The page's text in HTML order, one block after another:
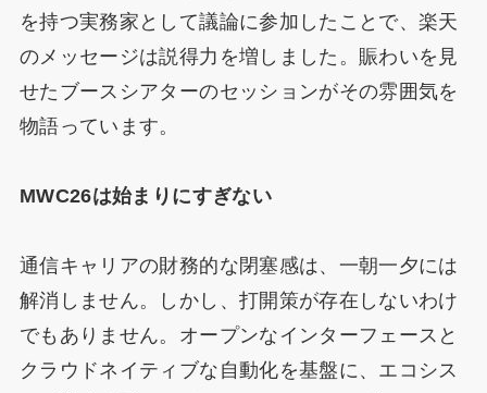
を持つ実務家として議論に参加したことで、楽天
のメッセージは説得力を増しました。賑わいを見
せたブースシアターのセッションがその雰囲気を
物語っています。
MWC26は始まりにすぎない
通信キャリアの財務的な閉塞感は、一朝一夕には
解消しません。しかし、打開策が存在しないわけ
でもありません。オープンなインターフェースと
クラウドネイティブな自動化を基盤に、エコシス